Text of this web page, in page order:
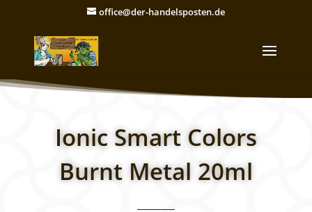
office@der-handelsposten.de
Ionic Smart Colors
Burnt Metal 20ml